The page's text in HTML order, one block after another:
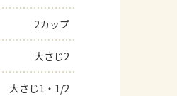
PARK とは
2カップ
大さじ2
大さじ1・1/2